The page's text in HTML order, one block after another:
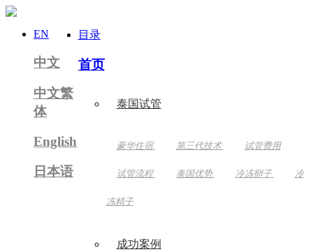
EN
中文
中文繁
体
English
日本语
目录
首页
泰国试管
豪华住宿 第三代技术 试管费用
试管流程 泰国优势 冷冻卵子 冷
冻精子
成功案例